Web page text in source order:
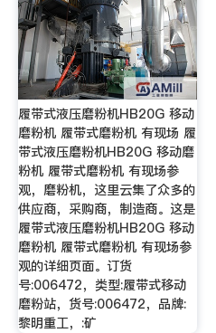
履带式液压磨粉机HB20G 移动
磨粉机 履带式磨粉机 有现场 履
带式液压磨粉机HB20G 移动磨
粉机 履带式磨粉机 有现场参
观，磨粉机，这里云集了众多的
供应商，采购商，制造商。这是
履带式液压磨粉机HB20G 移动
磨粉机 履带式磨粉机 有现场参
观的详细页面。订货
号:006472，类型:履带式移动
磨粉站，货号:006472，品牌:
黎明重工，:矿